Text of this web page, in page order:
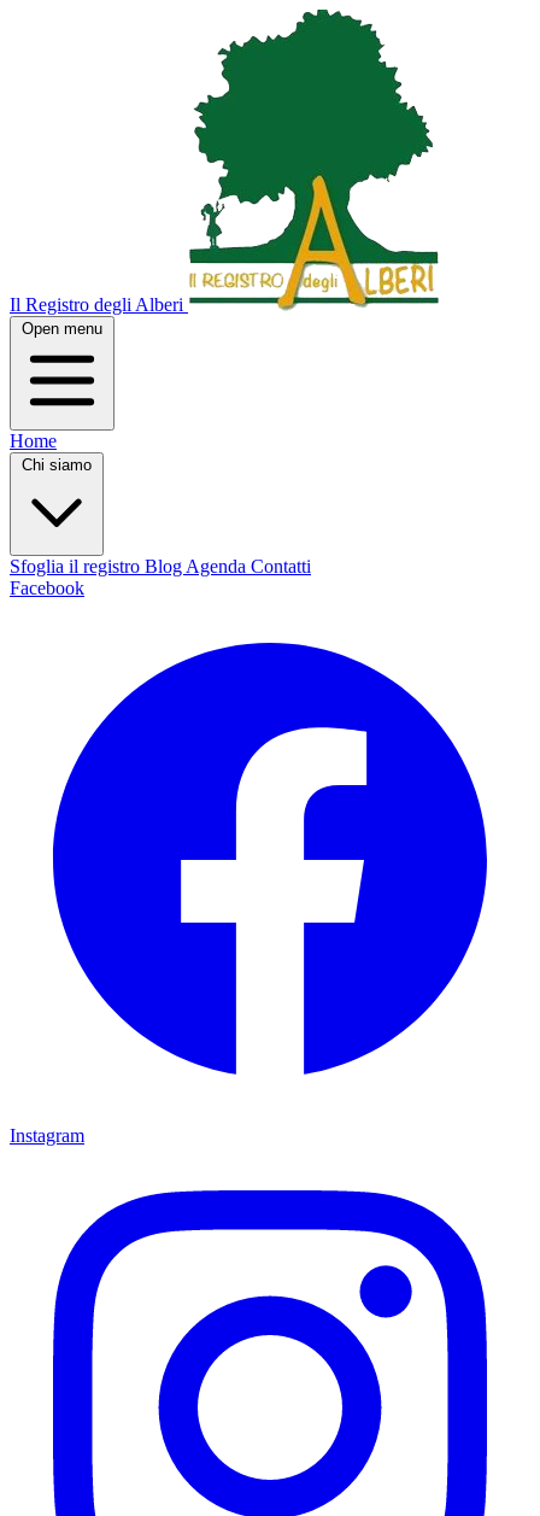
Il Registro degli Alberi
Open menu
Home
Chi siamo
Sfoglia il registro Blog Agenda Contatti
Facebook
Instagram